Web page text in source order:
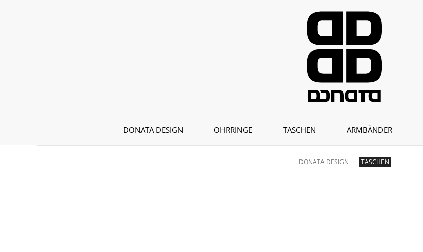
DONATA DESIGN OHRRINGE TASCHEN ARMBÄNDER
DONATA DESIGN TASCHEN